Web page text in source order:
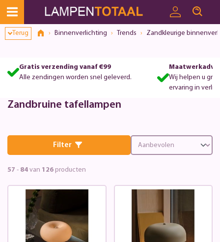
Terug Binnenverlichting Trends Zandkleurige
Gratis verzending vanaf €99
Alle zendingen worden snel geleverd.
Wij helpen u
ervaring in
Zandbruine tafellampen
Filter
57 - 84 van 126 producten